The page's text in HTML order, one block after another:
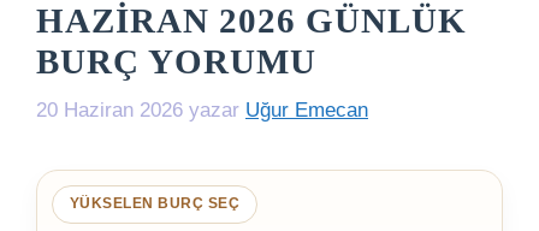
HAZIRAN 2026 GÜNLÜK
BURÇ YORUMU
20 Haziran 2026 yazar Uğur Emecan
YÜKSELEN BURÇ SEÇ